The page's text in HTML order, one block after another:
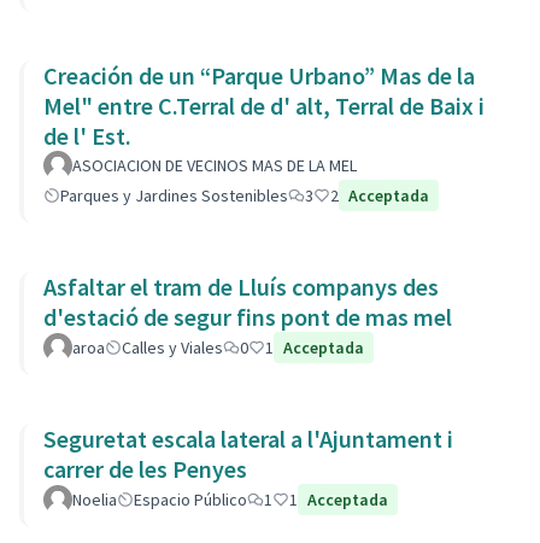
Creación de un “Parque Urbano” Mas de la
Mel" entre C.Terral de d' alt, Terral de Baix i
de l' Est.
ASOCIACION DE VECINOS MAS DE LA MEL
Parques y Jardines Sostenibles
3 2 Acceptada
Asfaltar el tram de Lluís companys des
d'estació de segur fins pont de mas mel
aroa Calles y Viales 0 1 Acceptada
Seguretat escala lateral a l'Ajuntament i
carrer de les Penyes
Noelia Espacio Público 1 1 Acceptada